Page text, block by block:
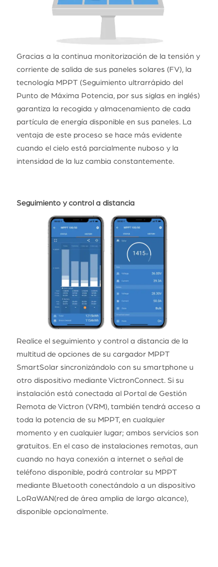
Gracias a la continua monitorización de la tensión y
corriente de salida de sus paneles solares (FV), la
tecnología MPPT (Seguimiento ultrarrápido del
Punto de Máxima Potencia, por sus siglas en inglés)
garantiza la recogida y almacenamiento de cada
partícula de energía disponible en sus paneles. La
ventaja de este proceso se hace más evidente
cuando el cielo está parcialmente nuboso y la
intensidad de la luz cambia constantemente.
Seguimiento y control a distancia
Realice el seguimiento y control a distancia de la
multitud de opciones de su cargador MPPT
SmartSolar sincronizándolo con su smartphone u
otro dispositivo mediante VictronConnect. Si su
instalación está conectada al Portal de Gestión
Remota de Victron (VRM), también tendrá acceso a
toda la potencia de su MPPT, en cualquier
momento y en cualquier lugar; ambos servicios son
gratuitos. En el caso de instalaciones remotas, aun
cuando no haya conexión a internet o señal de
teléfono disponible, podrá controlar su MPPT
mediante Bluetooth conectándolo a un dispositivo
LoRaWAN(red de área amplia de largo alcance),
disponible opcionalmente.